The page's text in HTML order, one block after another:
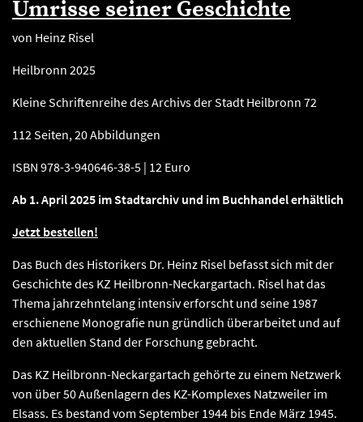
Umrisse seiner Geschichte
von Heinz Risel
Heilbronn 2025
Kleine Schriftenreihe des Archivs der Stadt Heilbronn 72
112 Seiten, 20 Abbildungen
ISBN 978-3-940646-38-5 | 12 Euro
Ab 1. April 2025 im Stadtarchiv und im Buchhandel erhältlich
Jetzt bestellen!
Das Buch des Historikers Dr. Heinz Risel befasst sich mit der
Geschichte des KZ Heilbronn-Neckargartach. Risel hat das
Thema jahrzehntelang intensiv erforscht und seine 1987
erschienene Monografie nun gründlich überarbeitet und auf
den aktuellen Stand der Forschung gebracht.
Das KZ Heilbronn-Neckargartach gehörte zu einem Netzwerk
von über 50 Außenlagern des KZ-Komplexes Natzweiler im
Elsass. Es bestand vom September 1944 bis Ende März 1945.